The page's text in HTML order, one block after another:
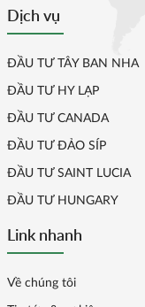
Dịch vụ
ĐẦU TƯ TÂY BAN NHA
ĐẦU TƯ HY LẠP
ĐẦU TƯ CANADA
ĐẦU TƯ ĐẢO SÍP
ĐẦU TƯ SAINT LUCIA
ĐẦU TƯ HUNGARY
Link nhanh
Về chúng tôi